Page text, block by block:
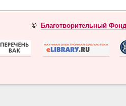
© Благотворительный